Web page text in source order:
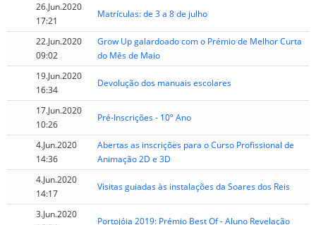
26.Jun.2020
17:21
Matrículas: de 3 a 8 de julho
22.Jun.2020
09:02
Grow Up galardoado com o Prémio de Melhor Curta
do Mês de Maio
19.Jun.2020
16:34
Devolução dos manuais escolares
17.Jun.2020
10:26
Pré-Inscrições - 10º Ano
4.Jun.2020
14:36
Abertas as inscrições para o Curso Profissional de
Animação 2D e 3D
4.Jun.2020
14:17
Visitas guiadas às instalações da Soares dos Reis
3.Jun.2020
Portojóia 2019: Prémio Best Of - Aluno Revelação